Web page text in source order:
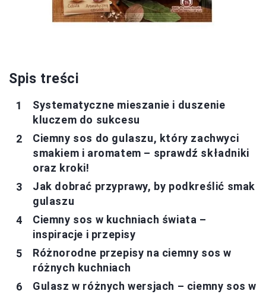
Spis treści
Systematyczne mieszanie i duszenie
kluczem do sukcesu
Ciemny sos do gulaszu, który zachwyci
smakiem i aromatem – sprawdź składniki
oraz kroki!
Jak dobrać przyprawy, by podkreślić smak
gulaszu
Ciemny sos w kuchniach świata –
inspiracje i przepisy
Różnorodne przepisy na ciemny sos w
różnych kuchniach
Gulasz w różnych wersjach – ciemny sos w